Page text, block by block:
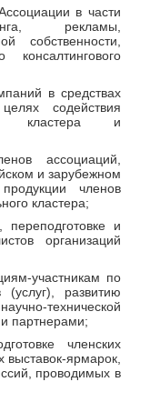
в части
рекламы,
собственности,
в средствах
содействия
кластера и
ассоциаций,
и зарубежном
членов
кластера;
переподготовке и
организаций
участникам по
развитию
технической
партнерами;
членских
ярмарок,
проводимых в